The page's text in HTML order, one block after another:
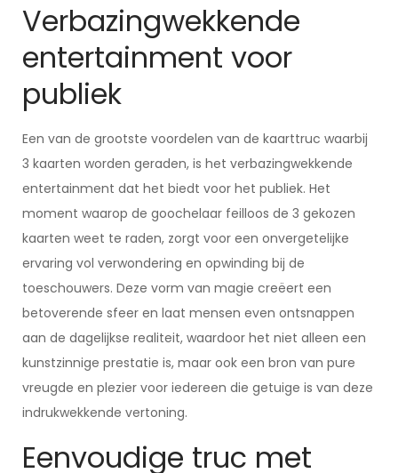
Verbazingwekkende
entertainment voor
publiek
Een van de grootste voordelen van de kaarttruc waarbij
3 kaarten worden geraden, is het verbazingwekkende
entertainment dat het biedt voor het publiek. Het
moment waarop de goochelaar feilloos de 3 gekozen
kaarten weet te raden, zorgt voor een onvergetelijke
ervaring vol verwondering en opwinding bij de
toeschouwers. Deze vorm van magie creëert een
betoverende sfeer en laat mensen even ontsnappen
aan de dagelijkse realiteit, waardoor het niet alleen een
kunstzinnige prestatie is, maar ook een bron van pure
vreugde en plezier voor iedereen die getuige is van deze
indrukwekkende vertoning.
Eenvoudige truc met